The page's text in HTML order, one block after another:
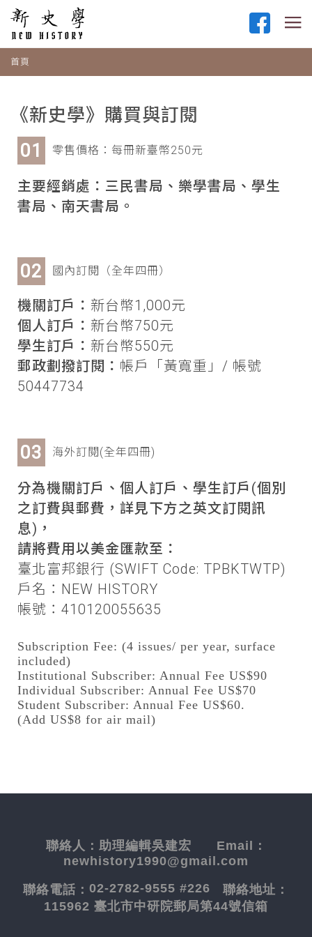
首頁
《新史學》購買與訂閱
零售價格：每冊新臺幣250元
主要經銷處：三民書局、樂學書局、學生
書局、南天書局。
國內訂閱（全年四冊）
機關訂戶： 新台幣1,000元
個人訂戶： 新台幣750元
學生訂戶： 新台幣550元
郵政劃撥訂閱： 帳戶「黃寬重」/ 帳號
50447734
海外訂閱(全年四冊)
分為機關訂戶、個人訂戶、學生訂戶(個別
之訂費與郵費，詳見下方之英文訂閱訊
息)，
請將費用以美金匯款至：
臺北富邦銀行 (SWIFT Code: TPBKTWTP)
戶名：NEW HISTORY
帳號：410120055635
Subscription Fee: (4 issues/ per year, surface
included)
Institutional Subscriber: Annual Fee US$90
Individual Subscriber: Annual Fee US$70
Student Subscriber: Annual Fee US$60.
(Add US$8 for air mail)
聯絡人： 助理編輯吳建宏 Email：
newhistory1990@gmail.com
聯絡電話： 02-2782-9555 #226 聯絡地址：
115962 臺北市中研院郵局第44號信箱